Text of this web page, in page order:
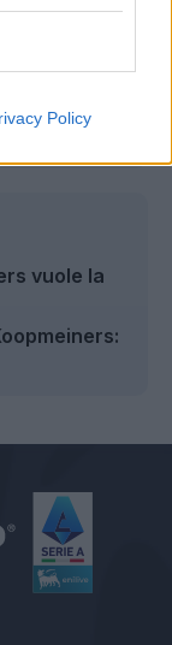
Policy
vuole la